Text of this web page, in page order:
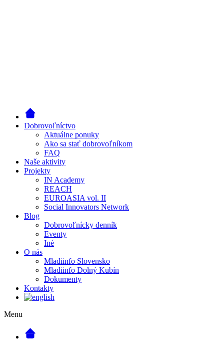
Dobrovoľníctvo
Aktuálne ponuky
Ako sa stať dobrovoľníkom
FAQ
Naše aktivity
Projekty
IN Academy
REACH
EUROASIA vol. II
Social Innovators Network
Blog
Dobrovoľnícky denník
Eventy
Iné
O nás
Mladiinfo Slovensko
Mladiinfo Dolný Kubín
Dokumenty
Kontakty
Menu